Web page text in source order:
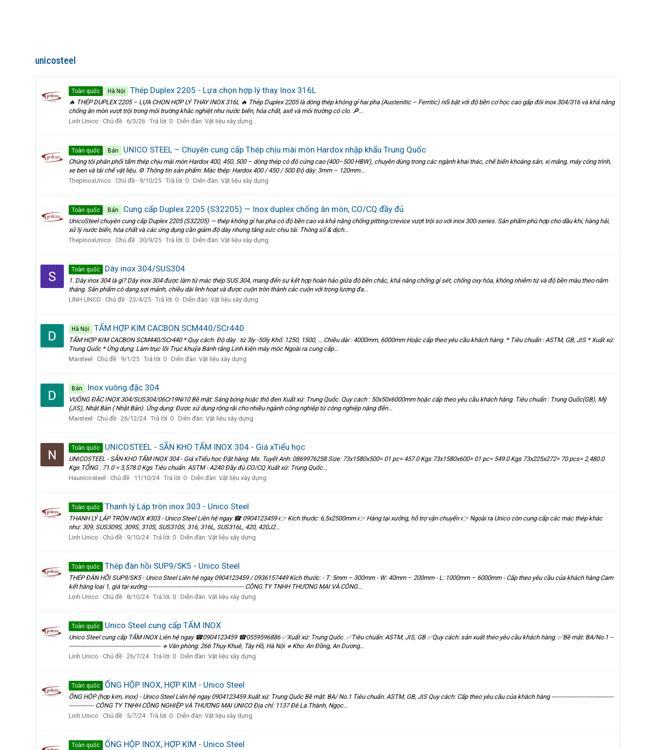
unicosteel
Toàn quốc Hà Nội Thép Duplex 2205 - Lựa chọn hợp lý thay Inox 316L
🔥 THÉP DUPLEX 2205 – LỰA CHỌN HỢP LÝ THAY INOX 316L 🔥 Thép Duplex 2205 là dòng thép không gỉ hai pha (Austenitic – Ferritic) nổi bật với độ bền cơ học cao gấp đôi inox 304/316 và khả năng
chống ăn mòn vượt trội trong môi trường khắc nghiệt như nước biển, hóa chất, axit và môi trường có clo. 🔎...
Linh Unico
Chủ đề 6/3/26 Trả lời: 0 Diễn đàn: Vật liệu xây dựng
Toàn quốc Bán UNICO STEEL – Chuyên cung cấp Thép chịu mài mòn Hardox nhập khẩu Trung Quốc
Chúng tôi phân phối tấm thép chịu mài mòn Hardox 400, 450, 500 – dòng thép có độ cứng cao (400–500 HBW), chuyên dùng trong các ngành khai thác, chế biến khoáng sản, xi măng, máy công trình,
xe ben và tái chế vật liệu. ⚙️ Thông tin sản phẩm: Mác thép: Hardox 400 / 450 / 500 Độ dày: 3mm – 120mm...
ThepInoxUnico
Chủ đề 9/10/25 Trả lời: 0 Diễn đàn: Vật liệu xây dựng
Toàn quốc Bán Cung cấp Duplex 2205 (S32205) — Inox duplex chống ăn mòn, CO/CQ đầy đủ.
UnicoSteel chuyên cung cấp Duplex 2205 (S32205) — thép không gỉ hai pha có độ bền cao và khả năng chống pitting/crevice vượt trội so với inox 300-series. Sản phẩm phù hợp cho dầu khí, hàng hải,
xử lý nước biển, hóa chất và các ứng dụng cần giảm độ dày nhưng tăng sức chịu tải. Thông số & dịch...
ThepInoxUnico
Chủ đề 30/9/25 Trả lời: 0 Diễn đàn: Vật liệu xây dựng
Toàn quốc Dây inox 304/SUS304
1. Dây inox 304 là gì? Dây inox 304 được làm từ mác thép SUS 304, mang đến sự kết hợp hoàn hảo giữa độ bền chắc, khả năng chống gỉ sét, chống oxy hóa, không nhiễm từ và độ bền màu theo năm
tháng. Sản phẩm có dạng sợi mảnh, chiều dài linh hoạt và được cuộn tròn thành các cuộn với trọng lượng đa...
LINH UNCO
Chủ đề 23/4/25 Trả lời: 0 Diễn đàn: Vật liệu xây dựng
Hà Nội TẤM HỢP KIM CACBON SCM440/SCr440
TẤM HỢP KIM CACBON SCM440/SCr440 * Quy cách: Độ dày : từ 3ly -50ly Khổ: 1250, 1500, ... Chiều dài : 4000mm, 6000mm Hoặc cấp theo yêu cầu khách hàng. * Tiêu chuẩn : ASTM, GB, JIS * Xuất xứ:
Trung Quốc * Ứng dụng: Làm trục lõi Trục khuỷa Bánh răng Linh kiện máy móc Ngoài ra cung cấp...
Maisteel
Chủ đề 9/1/25 Trả lời: 0 Diễn đàn: Vật liệu xây dựng
Bán Inox vuông đặc 304
VUÔNG ĐẶC INOX 304/SUS304/06Cr19Ni10 Bề mặt: Sáng bóng hoặc thô đen Xuất xứ: Trung Quốc. Quy cách : 50x50x6000mm hoặc cấp theo yêu cầu khách hàng. Tiêu chuẩn : Trung Quốc(GB), Mỹ
(JIS), Nhật Bản ( Nhật Bản). Ứng dụng: Được sử dụng rộng rãi cho nhiều ngành công nghiệp từ công nghiệp nặng đến...
Maisteel
Chủ đề 26/12/24 Trả lời: 0 Diễn đàn: Vật liệu xây dựng
Toàn quốc UNICOSTEEL - SẴN KHO TẤM INOX 304 - Giá xTiểu học
UNICOSTEEL - SẴN KHO TẤM INOX 304 - Giá xTiểu học Đặt hàng: Ms. Tuyết Anh: 0869976258 Size: 73x1580x500= 01 pc= 457.0 Kgs 73x1580x600= 01 pc= 549.0 Kgs 73x225x272= 70 pcs= 2,480.0
Kgs TỔNG : 71.0 = 3,578.0 Kgs Tiêu chuẩn: ASTM - A240 Đầy đủ CO/CQ Xuất xứ: Trung Quốc...
Haunicosteel
Chủ đề 11/10/24 Trả lời: 0 Diễn đàn: Vật liệu xây dựng
Toàn quốc Thanh lý Láp tròn inox 303 - Unico Steel
THANH LÝ LÁP TRÒN INOX #303 - Unico Steel Liên hệ ngay ☎ 0904123459 👉 Kích thước: 6,5x2500mm 👉 Hàng tại xưởng, hỗ trợ vận chuyển 👉 Ngoài ra Unico còn cung cấp các mác thép khác
như: 309, SUS309S, 309S, 310S, SUS310S, 316, 316L, SUS316L, 420, 420J2...
Linh Unico
Chủ đề 9/10/24 Trả lời: 0 Diễn đàn: Vật liệu xây dựng
Toàn quốc Thép đàn hồi SUP9/SK5 - Unico Steel
THÉP ĐÀN HỒI SUP9/SK5 - Unico Steel Liên hệ ngay 0904123459 / 0936157449 Kích thước: - T: 5mm – 300mm - W: 40mm – 200mm - L: 1000mm – 6000mm - Cấp theo yêu cầu của khách hàng Cam
kết hàng loại 1, giá tại xưởng ------------------------------------------------- CÔNG TY TNHH THƯƠNG MẠI VÀ CÔNG...
Linh Unico
Chủ đề 8/10/24 Trả lời: 0 Diễn đàn: Vật liệu xây dựng
Toàn quốc Unico Steel cung cấp TẤM INOX
Unico Steel cung cấp TẤM INOX Liên hệ ngay ☎0904123459 ☎0559596886 ✅Xuất xứ: Trung Quốc. ✅Tiêu chuẩn: ASTM, JIS, GB ✅Quy cách: sản xuất theo yêu cầu khách hàng. ✅Bề mặt: BA/No.1 --
----------------------------------------------- 🔹Văn phòng: 266 Thụy Khuê, Tây Hồ, Hà Nội 🔹Kho: An Đồng, An Dương...
Linh Unico
Chủ đề 26/7/24 Trả lời: 0 Diễn đàn: Vật liệu xây dựng
Toàn quốc ỐNG HỘP INOX, HỢP KIM - Unico Steel
ỐNG HỘP (hợp kim, inox) - Unico Steel Liên hệ ngay 0904123459 Xuất xứ: Trung Quốc Bề mặt: BA/ No.1 Tiêu chuẩn: ASTM, GB, JIS Quy cách: Cấp theo yêu cầu của khách hàng --------------------------------
------------- CÔNG TY TNHH CÔNG NGHIỆP VÀ THƯƠNG MẠI UNICO Địa chỉ: 1137 Đê La Thành, Ngọc...
Linh Unico
Chủ đề 5/7/24 Trả lời: 0 Diễn đàn: Vật liệu xây dựng
Toàn quốc ỐNG HỘP INOX, HỢP KIM - Unico Steel